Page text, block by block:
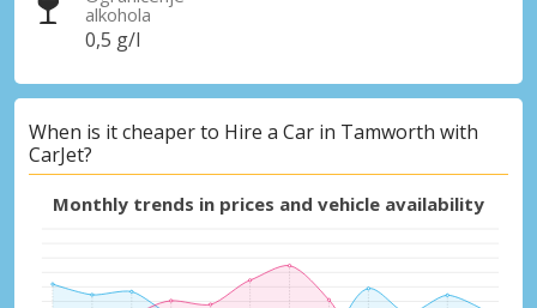
alkohola
0,5 g/l
When is it cheaper to Hire a Car in Tamworth with
CarJet?
Monthly trends in prices and vehicle availability